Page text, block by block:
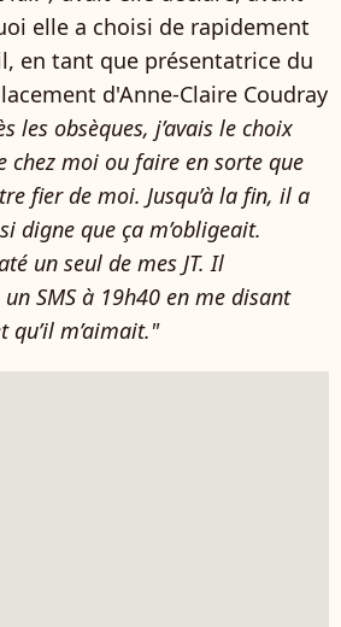
elle a choisi de rapidement
en tant que présentatrice du
d'Anne-Claire Coudray
les obsèques, j’avais le choix
chez moi ou faire en sorte que
fier de moi. Jusqu’à la fin, il a
digne que ça m’obligeait.
un seul de mes JT. Il
SMS à 19h40 en me disant
qu’il m’aimait."